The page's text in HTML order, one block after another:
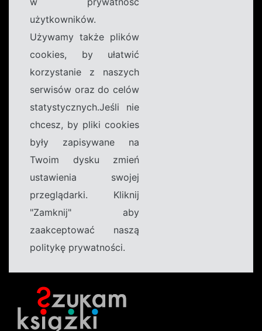
użytkowników.
Używamy także plików
cookies, by ułatwić
korzystanie z naszych
serwisów oraz do celów
statystycznych.Jeśli nie
chcesz, by pliki cookies
były zapisywane na
Twoim dysku zmień
ustawienia swojej
przeglądarki. Kliknij
"Zamknij" aby
zaakceptować naszą
politykę prywatności.